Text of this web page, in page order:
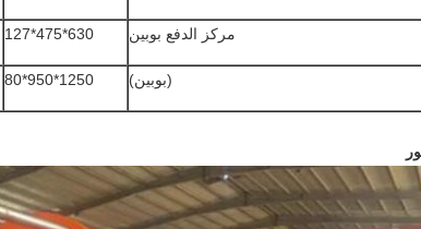
مركز الدفع بوبين 630*475*127
(بوبين) 1250*950*80